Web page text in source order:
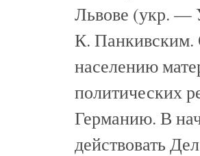
Львове (укр. —
К. Панкивским.
населению
политических
Германию. В
действовать